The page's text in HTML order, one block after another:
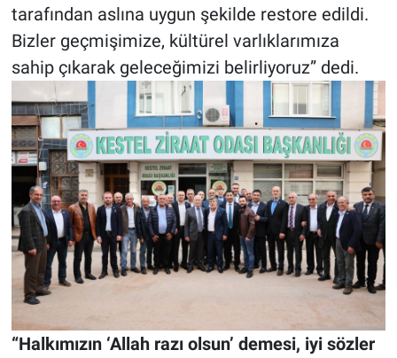
tarafından aslına uygun şekilde restore edildi.
Bizler geçmişimize, kültürel varlıklarımıza
sahip çıkarak geleceğimizi belirliyoruz” dedi.
“Halkımızın ‘Allah razı olsun’ demesi, iyi sözler